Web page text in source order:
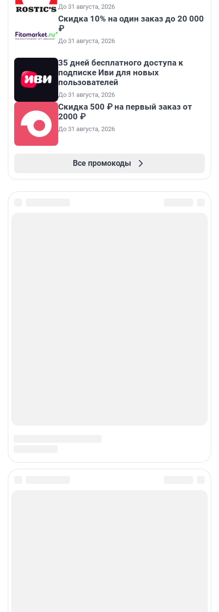
До 31 августа, 2026
Скидка 10% на один заказ до 20 000
₽
До 31 августа, 2026
35 дней бесплатного доступа к
подписке Иви для новых
пользователей
До 31 августа, 2026
Скидка 500 ₽ на первый заказ от
2000 ₽
До 31 августа, 2026
Все промокоды